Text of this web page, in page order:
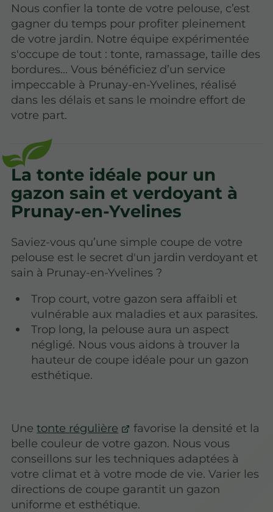
Nous confier la tonte de votre pelouse, c’est
gagner du temps pour profiter pleinement
de votre jardin. Notre équipe expérimentée
s'occupe de tout : tonte, ramassage, taille des
bordures... Vous bénéficiez d’un service
impeccable à Prunay-en-Yvelines, réalisé
dans les délais et sans le moindre effort de
votre part.
La tonte idéale pour un
gazon sain et verdoyant à
Prunay-en-Yvelines
Saviez-vous qu’une simple coupe de votre
pelouse est le secret d'un jardin verdoyant et
sain à Prunay-en-Yvelines ?
Trop court, votre gazon sera affaibli et
vulnérable aux maladies et aux parasites.
Trop long, la pelouse aura un aspect
négligé. Nous vous aidons à trouver la
hauteur de coupe idéale pour un gazon
esthétique.
Unetonte régulière
favorise la densité et la
belle couleur de votre gazon. Nous vous
conseillons sur les techniques adaptées à
votre climat et à votre mode de vie. Varier les
directions de coupe garantit un gazon
uniforme et esthétique.